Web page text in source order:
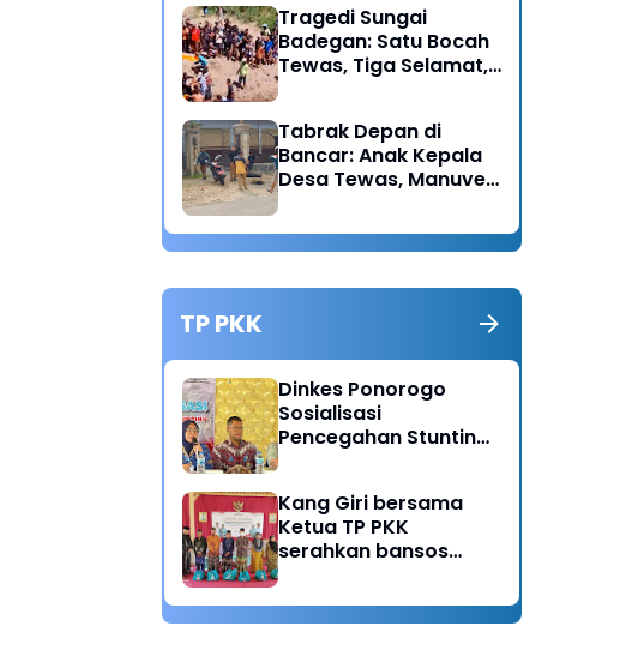
Hipertensi
Tragedi Sungai
Badegan: Satu Bocah
Tewas, Tiga Selamat,
Tabrak Depan di
Bancar: Anak Kepala
Desa Tewas, Manuver
Diduga Jadi Pemicu
TP PKK
Dinkes Ponorogo
Sosialisasi
Pencegahan Stunting,
Emas
Kang Giri bersama
Ketua TP PKK
serahkan bansos
Sukorejo Ponorogo